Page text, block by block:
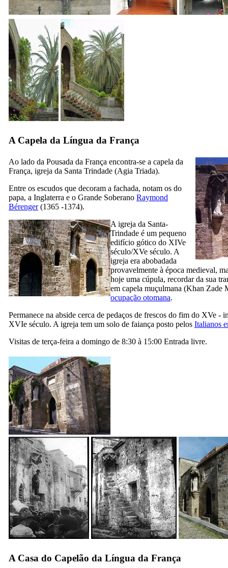
A Capela da Língua da França
Ao lado da Pousada da França encontra-se a capela da
França, igreja da Santa Trindade (Agia Triada).
Entre os escudos que decoram a fachada, notam os do
papa, a Inglaterra e o Grande Soberano Raymond
Bérenger(1365 -1374).
A igreja da Santa-
Trindade é um pequeno
edifício gótico do XIVe
século/XVe século. A
igreja era abobadada
provavelmente à época medieval,
hoje uma cúpula, recordar da sua
em capela muçulmana (Khan Zade
ocupação otomana.
Permanece na abside cerca de pedaços de frescos do fim do XVe -
XVIe século. A igreja tem um solo de faiança posto pelos Italianos
Visitas de terça-feira a domingo de 8:30 à 15:00 Entrada livre.
A Casa do Capelão da Língua da França